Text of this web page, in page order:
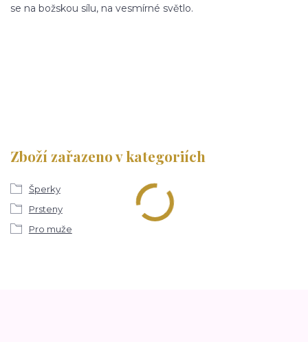
se na božskou sílu, na vesmírné světlo.
Zboží zařazeno v kategoriích
Šperky
Prsteny
Pro muže